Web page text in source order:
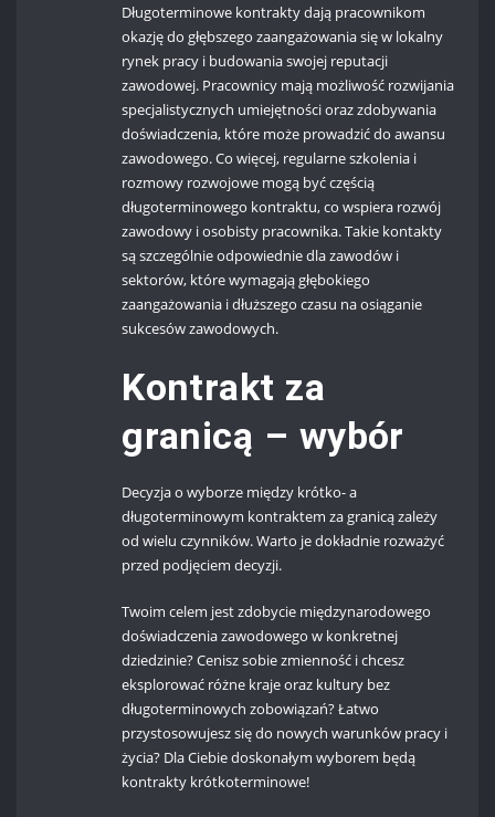
Długoterminowe kontrakty dają pracownikom
okazję do głębszego zaangażowania się w lokalny
rynek pracy i budowania swojej reputacji
zawodowej. Pracownicy mają możliwość rozwijania
specjalistycznych umiejętności oraz zdobywania
doświadczenia, które może prowadzić do awansu
zawodowego. Co więcej, regularne szkolenia i
rozmowy rozwojowe mogą być częścią
długoterminowego kontraktu, co wspiera rozwój
zawodowy i osobisty pracownika. Takie kontakty
są szczególnie odpowiednie dla zawodów i
sektorów, które wymagają głębokiego
zaangażowania i dłuższego czasu na osiąganie
sukcesów zawodowych.
Kontrakt za
granicą – wybór
Decyzja o wyborze między krótko- a
długoterminowym kontraktem za granicą zależy
od wielu czynników. Warto je dokładnie rozważyć
przed podjęciem decyzji.
Twoim celem jest zdobycie międzynarodowego
doświadczenia zawodowego w konkretnej
dziedzinie? Cenisz sobie zmienność i chcesz
eksplorować różne kraje oraz kultury bez
długoterminowych zobowiązań? Łatwo
przystosowujesz się do nowych warunków pracy i
życia? Dla Ciebie doskonałym wyborem będą
kontrakty krótkoterminowe!